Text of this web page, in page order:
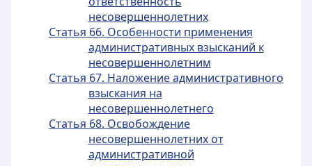
несовершеннолетних
Статья 66. Особенности применения
административных взысканий к
несовершеннолетним
Статья 67. Наложение административного
взыскания на
несовершеннолетнего
Статья 68. Освобождение
несовершеннолетних от
административной